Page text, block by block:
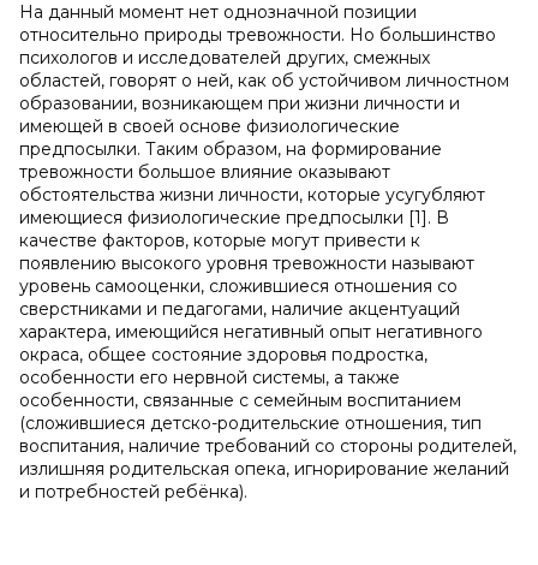
На данный момент нет однозначной позиции
относительно природы тревожности. Но большинство
психологов и исследователей других, смежных
областей, говорят о ней, как об устойчивом личностном
образовании, возникающем при жизни личности и
имеющей в своей основе физиологические
предпосылки. Таким образом, на формирование
тревожности большое влияние оказывают
обстоятельства жизни личности, которые усугубляют
имеющиеся физиологические предпосылки [1]. В
качестве факторов, которые могут привести к
появлению высокого уровня тревожности называют
уровень самооценки, сложившиеся отношения со
сверстниками и педагогами, наличие акцентуаций
характера, имеющийся негативный опыт негативного
окраса, общее состояние здоровья подростка,
особенности его нервной системы, а также
особенности, связанные с семейным воспитанием
(сложившиеся детско-родительские отношения, тип
воспитания, наличие требований со стороны родителей,
излишняя родительская опека, игнорирование желаний
и потребностей ребёнка).